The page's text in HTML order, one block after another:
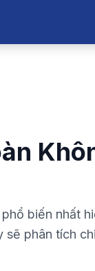
biến nhất
sẽ phân tích